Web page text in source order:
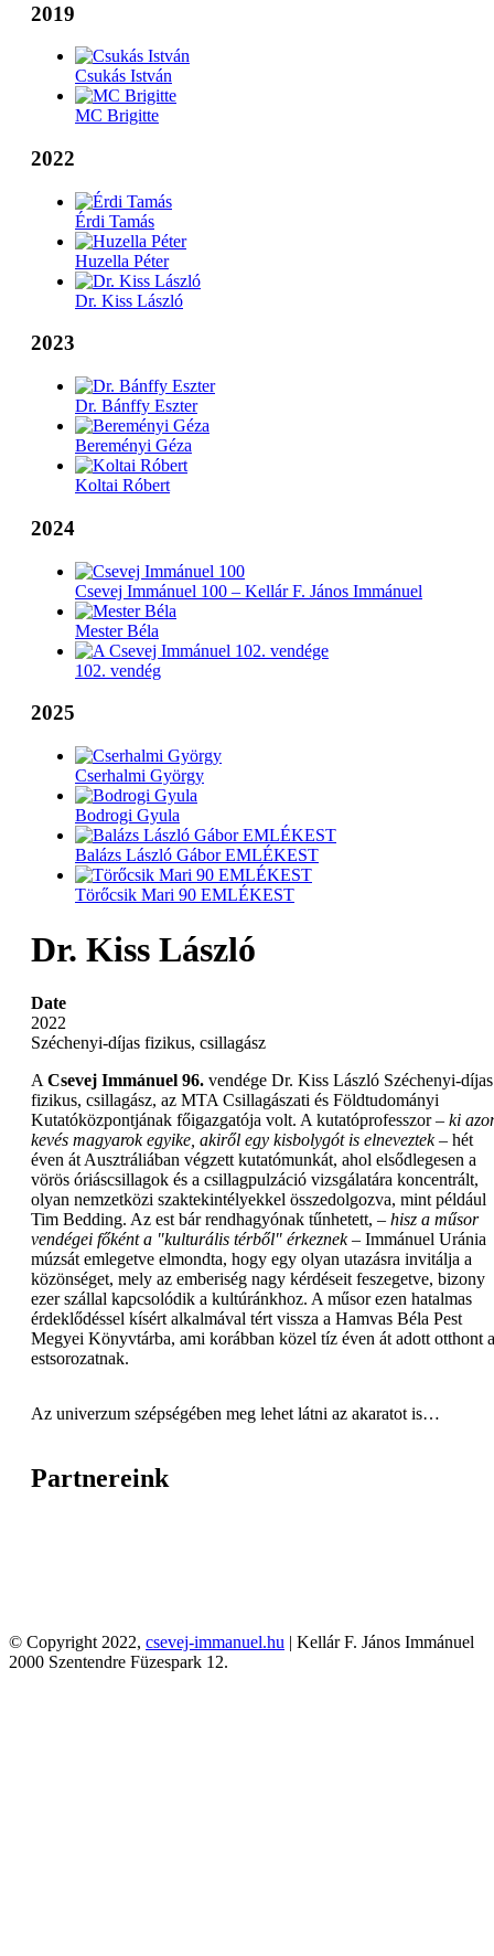
2019
Csukás István
MC Brigitte
2022
Érdi Tamás
Huzella Péter
Dr. Kiss László
2023
Dr. Bánffy Eszter
Bereményi Géza
Koltai Róbert
2024
Csevej Immánuel 100 – Kellár F. János Immánuel
Mester Béla
102. vendég
2025
Cserhalmi György
Bodrogi Gyula
Balázs László Gábor EMLÉKEST
Törőcsik Mari 90 EMLÉKEST
Dr. Kiss László
Date
2022
Széchenyi-díjas fizikus, csillagász
A Csevej Immánuel 96. vendége Dr. Kiss László Széchenyi-díjas
fizikus, csillagász, az MTA Csillagászati és Földtudományi
Kutatóközpontjának főigazgatója volt. A kutatóprofesszor – ki
kevés magyarok egyike, akiről egy kisbolygót is elneveztek– hét
éven át Ausztráliában végzett kutatómunkát, ahol elsődlegesen a
vörös óriáscsillagok és a csillagpulzáció vizsgálatára koncentrált,
olyan nemzetközi szaktekintélyekkel összedolgozva, mint például
Tim Bedding. Az est bár rendhagyónak tűnhetett, – hisz a műsor
vendégei főként a "kulturális térből" érkeznek– Immánuel Uránia
múzsát emlegetve elmondta, hogy egy olyan utazásra invitálja a
közönséget, mely az emberiség nagy kérdéseit feszegetve, bizony
ezer szállal kapcsolódik a kultúránkhoz. A műsor ezen hatalmas
érdeklődéssel kísért alkalmával tért vissza a Hamvas Béla Pest
Megyei Könyvtárba, ami korábban közel tíz éven át adott otthont
estsorozatnak.
Az univerzum szépségében meg lehet látni az akaratot is…
Partnereink
© Copyright 2022, csevej-immanuel.hu | Kellár F. János Immánuel
2000 Szentendre Füzespark 12.